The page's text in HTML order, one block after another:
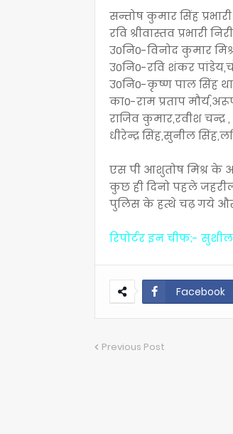
सन्तोष कुमार सिंह
रवि श्रीवास्तव प्रभारी
उ0नि0-विनोद कुमार
उ0नि0-रवि शंकर
उ0नि0-कृष्ण पाल सिंह
का0-राम प्रताप
राजिव कुमार,रवीश चन्द्र
धीरेन्द्र सिंह,सुनील
एस पी आशुतोष मिश्र के
कुछ ही दिनो पहले
पुलिस के हत्थे चढ़ गये और
रिपोर्टर इन चीफ;-
Facebook
Previous Post